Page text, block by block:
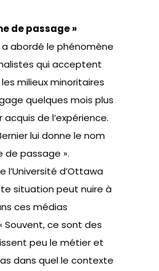
de passage »
a abordé le phénomène
qui acceptent
milieux minoritaires
quelques mois plus
de l’expérience.
lui donne le nom
de passage ».
l’Université d’Ottawa
situation peut nuire à
ces médias
Souvent, ce sont des
peu le métier et
dans quel le contexte